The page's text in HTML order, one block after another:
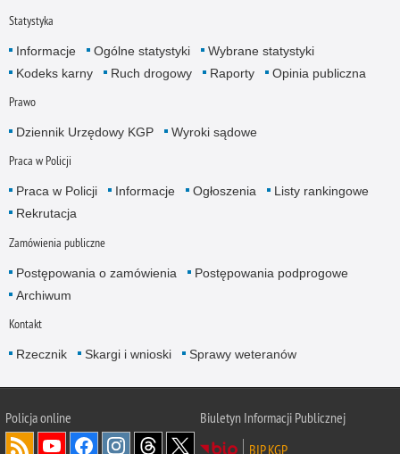
Statystyka
Informacje Ogólne statystyki
Wybrane statystyki
Kodeks karny
Ruch drogowy Raporty Opinia publiczna
Prawo
Dziennik Urzędowy KGP Wyroki sądowe
Praca w Policji
Praca w Policji Informacje Ogłoszenia
Listy rankingowe
Rekrutacja
Zamówienia publiczne
Postępowania o zamówienia
Postępowania podprogowe
Archiwum
Kontakt
Rzecznik Skargi i wnioski Sprawy weteranów
Policjaonline
Biuletyn Informacji Publicznej
BIP KGP